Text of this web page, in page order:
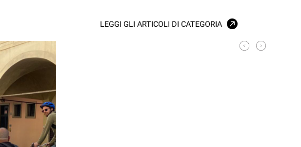
LEGGI GLI ARTICOLI DI CATEGORIA